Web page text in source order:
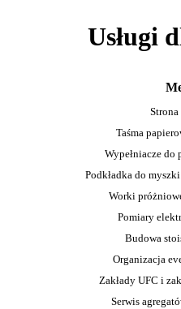
Usługi
Strona
Taśma
Wypełniacze do
Podkładka do
Worki
Pomiary
Budowa
Organizacja
Zakłady UFC i
Serwis